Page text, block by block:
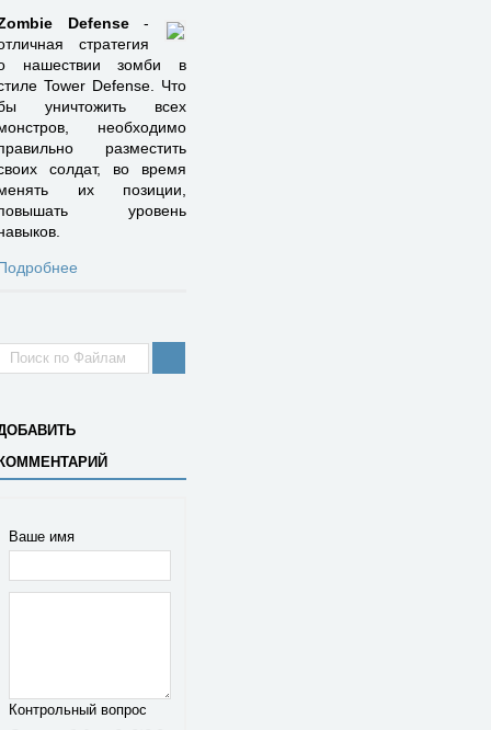
Defense-
стратегия
нашествии зомби в
Tower Defense. Что
уничтожить всех
необходимо
разместить
солдат, во время
их позиции,
уровень
Ваше имя
Контрольный вопрос